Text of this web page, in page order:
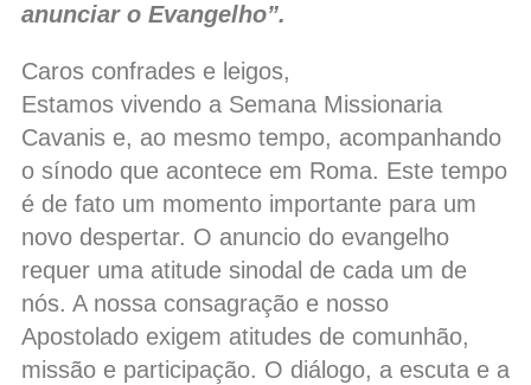
anunciar o Evangelho”.
Caros confrades e leigos,
Estamos vivendo a Semana Missionaria
Cavanis e, ao mesmo tempo, acompanhando
o sínodo que acontece em Roma. Este tempo
é de fato um momento importante para um
novo despertar. O anuncio do evangelho
requer uma atitude sinodal de cada um de
nós. A nossa consagração e nosso
Apostolado exigem atitudes de comunhão,
missão e participação. O diálogo, a escuta e a